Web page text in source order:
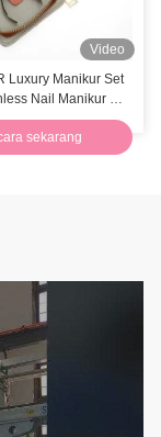
Video
Luxury Manikur Set
Nail Manikur Kit
Zipper Bag
sekarang